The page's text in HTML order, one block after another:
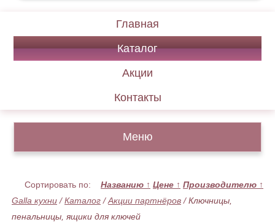
Главная
Каталог
Акции
Контакты
Меню
Сортировать по: Названию ↑ Цене ↑ Производителю ↑
Galla кухни /Каталог /Акции партнёров /Ключницы,
пенальницы, ящики для ключей